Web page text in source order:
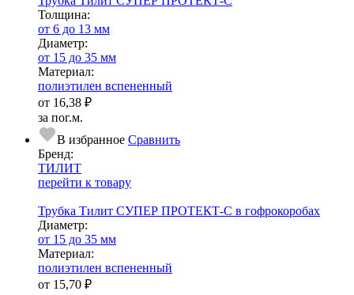
Тол­щи­на:
от 6 до 13 мм
Диаметр:
от 15 до 35 мм
Ма­­те­­ри­­ал:
полиэтилен вспененный
от 16,38 ₽
за пог.м.
В избранное Сравнить
Бренд:
ТИЛИТ
перейти к товару
Трубка Тилит СУПЕР ПРОТЕКТ-С в гофрокоробах
Диаметр:
от 15 до 35 мм
Ма­­те­­ри­­ал:
полиэтилен вспененный
от 15,70 ₽